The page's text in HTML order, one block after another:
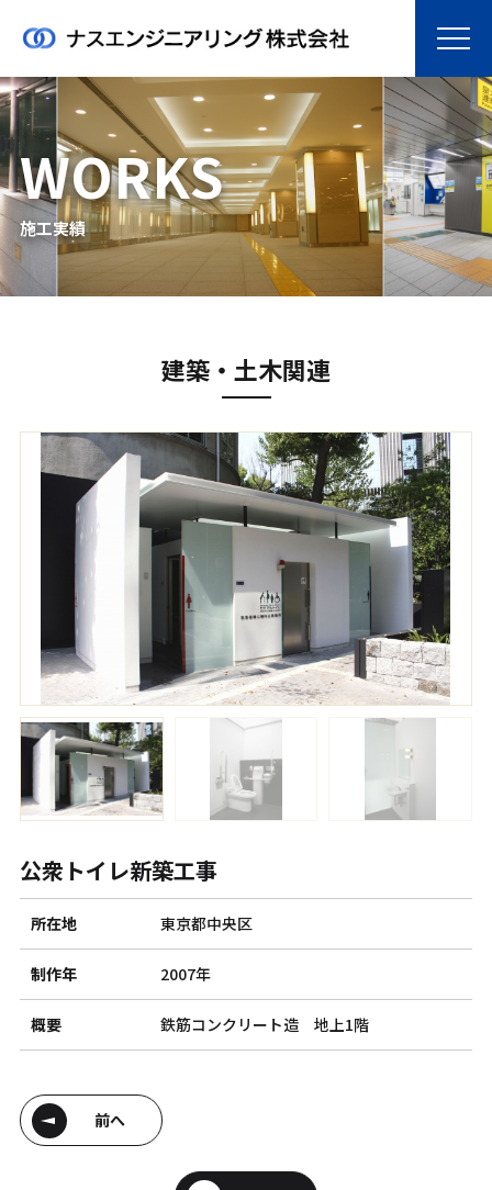
WORKS
施工実績
建築・土木関連
公衆トイレ新築工事
所在地 東京都中央区
制作年 2007年
概要 鉄筋コンクリート造 地上1階
前へ